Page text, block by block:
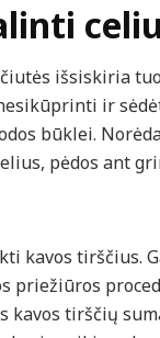
išsiskiria
ir
būklei.
pėdos ant
kavos tirščius.
kavos tirščių